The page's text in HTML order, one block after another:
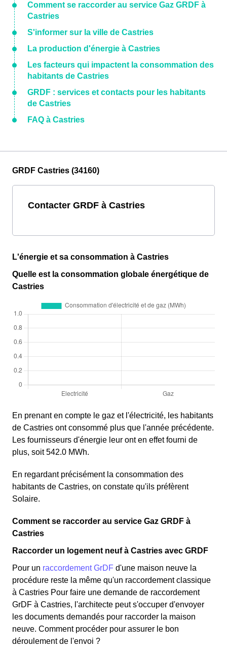
Comment se raccorder au service Gaz GRDF à
Castries
S'informer sur la ville de Castries
La production d'énergie à Castries
Les facteurs qui impactent la consommation des
habitants de Castries
GRDF : services et contacts pour les habitants
de Castries
FAQ à Castries
GRDF Castries (34160)
Contacter GRDF à Castries
L'énergie et sa consommation à Castries
Quelle est la consommation globale énergétique de
Castries
En prenant en compte le gaz et l'électricité, les habitants
de Castries ont consommé plus que l'année précédente.
Les fournisseurs d'énergie leur ont en effet fourni de
plus, soit 542.0 MWh.
En regardant précisément la consommation des
habitants de Castries, on constate qu'ils préfèrent
Solaire.
Comment se raccorder au service Gaz GRDF à
Castries
Raccorder un logement neuf à Castries avec GRDF
Pour un raccordement GrDF d'une maison neuve la
procédure reste la même qu'un raccordement classique
à Castries Pour faire une demande de raccordement
GrDF à Castries, l'architecte peut s'occuper d'envoyer
les documents demandés pour raccorder la maison
neuve. Comment procéder pour assurer le bon
déroulement de l'envoi ?